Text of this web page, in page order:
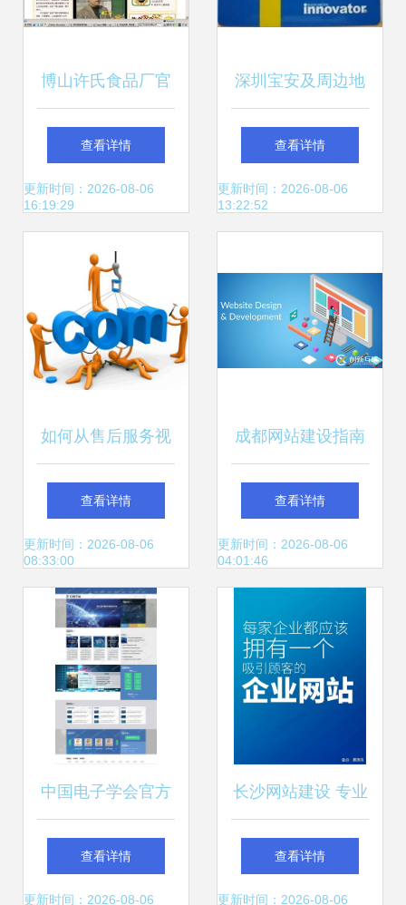
博山许氏食品厂官
方网站建设方案
——传统美食与数
查看详情
更新时间：2026-08-06
16:19:29
深圳宝安及周边地
区印刷包装与标识
制作服务全览
查看详情
更新时间：2026-08-06
13:22:52
如何从售后服务视
角甄选可靠的网站
建设公司
查看详情
更新时间：2026-08-06
08:33:00
成都网站建设指南
适用于小白的网站
编程工具入门介绍
查看详情
更新时间：2026-08-06
04:01:46
中国电子学会官方
网站建设 赋能行业
交流与科技创新的
查看详情
更新时间：2026-08-06
长沙网站建设 专业
公司如何助力企业
打造优质线上门户
查看详情
更新时间：2026-08-06